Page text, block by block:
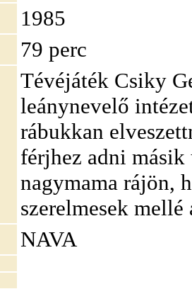
1985
79 perc
Tévéjáték Csiky
leánynevelő
rábukkan
férjhez adni
nagymama rájön,
szerelmesek mellé
NAVA